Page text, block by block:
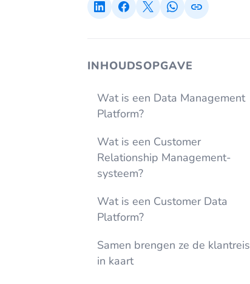
INHOUDSOPGAVE
Wat is een Data Management
Platform?
Wat is een Customer
Relationship Management-
systeem?
Wat is een Customer Data
Platform?
Samen brengen ze de klantreis
in kaart